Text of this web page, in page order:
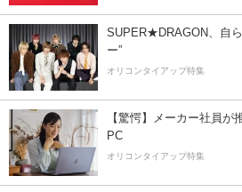
SUPER★DRAGON、自
ー”
オリコンタイアップ特集
【驚愕】メーカー社員
PC
オリコンタイアップ特集